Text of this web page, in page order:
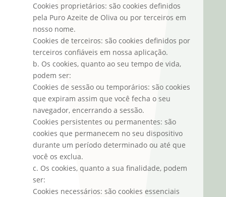
Cookies proprietários: são cookies definidos
pela Puro Azeite de Oliva ou por terceiros em
nosso nome.
Cookies de terceiros: são cookies definidos por
terceiros confiáveis em nossa aplicação.
b. Os cookies, quanto ao seu tempo de vida,
podem ser:
Cookies de sessão ou temporários: são cookies
que expiram assim que você fecha o seu
navegador, encerrando a sessão.
Cookies persistentes ou permanentes: são
cookies que permanecem no seu dispositivo
durante um período determinado ou até que
você os exclua.
c. Os cookies, quanto a sua finalidade, podem
ser:
Cookies necessários: são cookies essenciais